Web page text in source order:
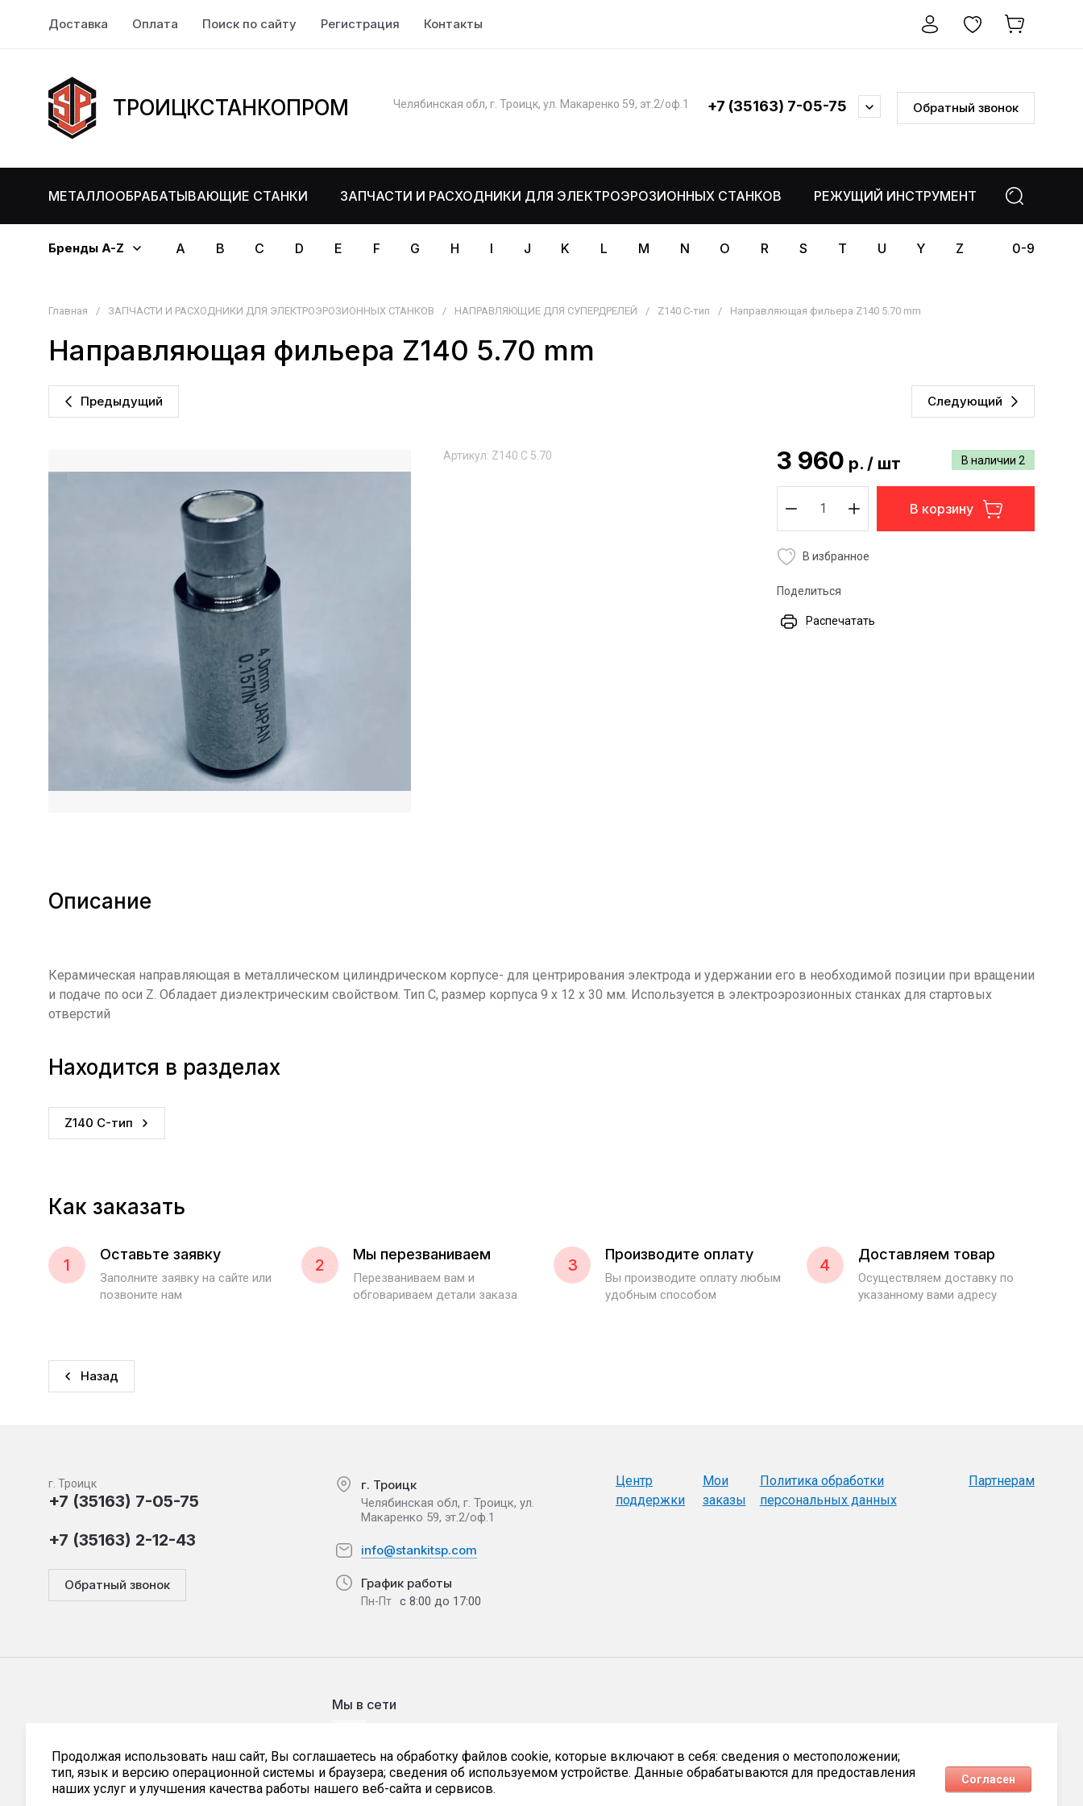
Доставка Оплата Поиск по сайту Регистрация Контакты
ТРОИЦКСТАНКОПРОМ Челябинская обл, г. Троицк, ул. Макаренко 59, эт.2/оф.1 +7 (35163) 7-05-75 Обратный звонок
МЕТАЛЛООБРАБАТЫВАЮЩИЕ СТАНКИ ЗАПЧАСТИ И РАСХОДНИКИ ДЛЯ ЭЛЕКТРОЭРОЗИОННЫХ СТАНКОВ РЕЖУЩИЙ ИНСТРУМЕНТ
Бренды A-Z 0-9
A B C D E F G H I J K L M N O R S T U Y Z
Главная / ЗАПЧАСТИ И РАСХОДНИКИ ДЛЯ ЭЛЕКТРОЭРОЗИОННЫХ СТАНКОВ / НАПРАВЛЯЮЩИЕ ДЛЯ СУПЕРДРЕЛЕЙ / Z140 C-тип / Направляющая фильера Z140 5.70 mm
Направляющая фильера Z140 5.70 mm
Предыдущий Следующий
Артикул: Z140 C 5.70 В наличии 2
3 960 р. / шт
В корзину
В избранное
Поделиться
Распечатать
Описание
Керамическая направляющая в металлическом цилиндрическом корпусе- для центрирования электрода и удержании его в необходимой позиции при вращении
и подаче по оси Z. Обладает диэлектрическим свойством. Тип С, размер корпуса 9 x 12 x 30 мм. Используется в электроэрозионных станках для стартовых
отверстий
Находится в разделах
Z140 C-тип
Как заказать
1
Оставьте заявку
Заполните заявку на сайте или
позвоните нам
2
Мы перезваниваем
Перезваниваем вам и
обговариваем детали заказа
3
Производите оплату
Вы производите оплату любым
удобным способом
4
Доставляем товар
Осуществляем доставку по
указанному вами адресу
Назад
г. Троицк
+7 (35163) 7-05-75
+7 (35163) 2-12-43
Обратный звонок
г. Троицк
Челябинская обл, г. Троицк, ул.
Макаренко 59, эт.2/оф.1
info@stankitsp.com
График работы
Пн-Пт с 8:00 до 17:00
Центр
поддержки
Мои
заказы
Политика обработки
персональных данных
Партнерам
ТРОИЦКСТАНКОПРОМ
Мы в сети
Продолжая использовать наш сайт, Вы соглашаетесь на обработку файлов cookie, которые включают в себя: сведения о местоположении;
тип, язык и версию операционной системы и браузера; сведения об используемом устройстве. Данные обрабатываются для предоставления
наших услуг и улучшения качества работы нашего веб-сайта и сервисов.
Согласен